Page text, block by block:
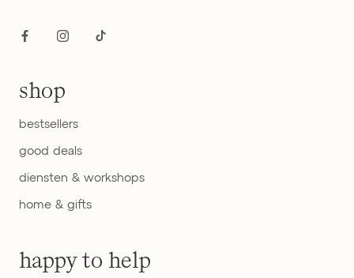
shop
bestsellers
good deals
diensten & workshops
home & gifts
happy to help